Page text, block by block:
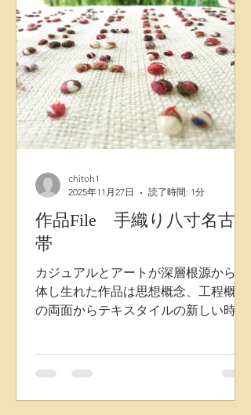
作品File 手織り八寸名古屋
帯
カジュアルとアートが深層根源から合
体し生れた作品は思想概念、工程概念
の両面からテキスタイルの新しい時代
縦紐糸は下に埋めていきます。 表層デ
法則にのっとりながらかつランダムに
chitoh1
2025年11月27日
読了時間: 1分